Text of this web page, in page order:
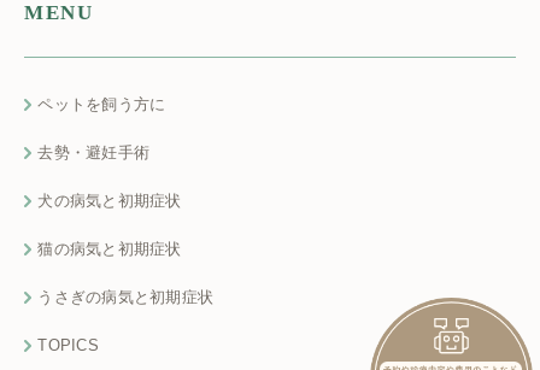
MENU
ペットを飼う方に
去勢・避妊手術
犬の病気と初期症状
猫の病気と初期症状
うさぎの病気と初期症状
TOPICS